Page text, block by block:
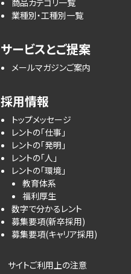
業種別・工種別一覧
サービスとご提案
メールマガジンご案内
採用情報
トップメッセージ
レントの「仕事」
レントの「発明」
レントの「人」
レントの「環境」
教育体系
福利厚生
数字で分かるレント
募集要項(新卒採用)
募集要項(キャリア採用)
サイトご利用上の注意